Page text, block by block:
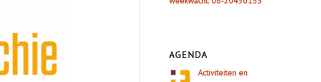
AGENDA
Activiteiten en